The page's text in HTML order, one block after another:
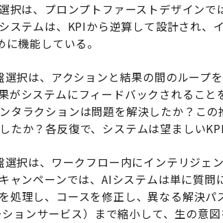
択は、プロンプトファーストデザインで
ステムは、KPIから逆算して設計され、
機能している。
択は、アクションと結果の間のループ
がシステムにフィードバックされるこ
タラクションは問題を解決したか？この
たか？各反復で、システムは望ましい
択は、ワークフロー内にインテリジェ
ャンペーンでは、AIシステムは単に質問
処理し、コースを修正し、異なる解決
ョンサービス）まで縮小して、生の意図